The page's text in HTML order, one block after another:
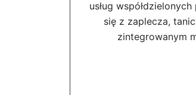
usług współdzielonych
się z zaplecza,
zintegrowanym